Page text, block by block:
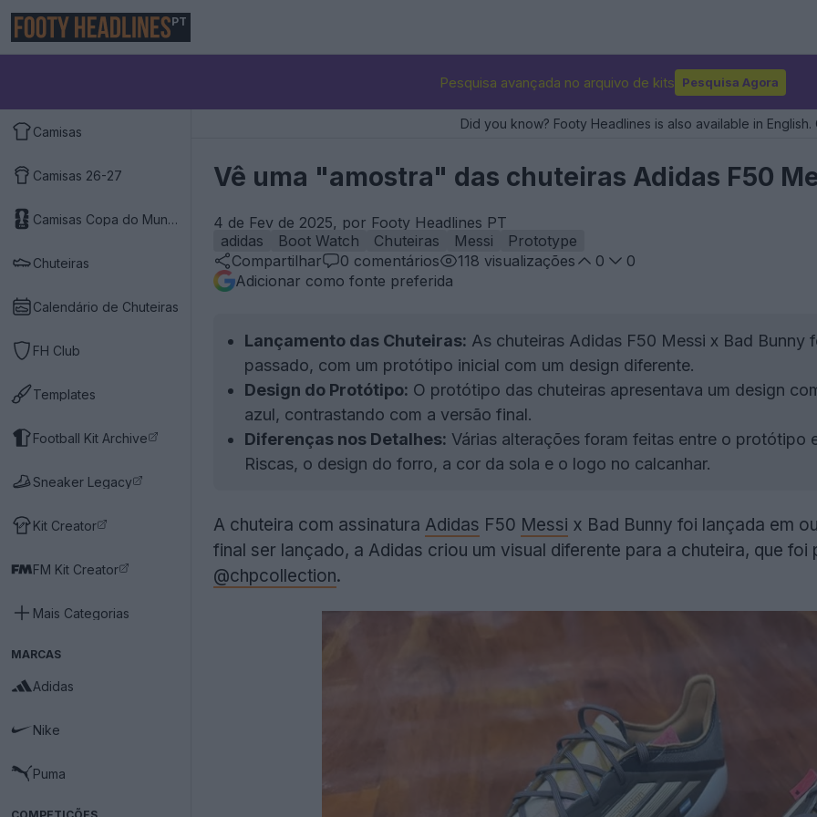
PT
Pesquisa avançada no arquivo de kits Pesquisa Agora
Camisas
Camisas 26-27
Camisas Copa do Mundo 2026
Chuteiras
Calendário de Chuteiras
FH Club
Templates
Football Kit Archive
Sneaker Legacy
Kit Creator
FM Kit Creator
Mais Categorias
MARCAS
Adidas
Nike
Puma
Did you know? Footy Headlines is also available in
Vê uma "amostra" das chuteiras Adidas F50
4 de Fev de 2025, por Footy Headlines PT
adidas
Boot Watch Chuteiras Messi
Prototype
Compartilhar
0 comentários 118 visualizações 0
0
Adicionar como fonte preferida
Lançamento das Chuteiras: As chuteiras Adidas F50 Messi x Bad Bunny
passado, com um protótipo inicial com um design diferente.
Design do Protótipo: O protótipo das chuteiras apresentava um design
azul, contrastando com a versão final.
Diferenças nos Detalhes: Várias alterações foram feitas entre o protótipo
Riscas, o design do forro, a cor da sola e o logo no calcanhar.
A chuteira com assinatura Adidas F50 Messi x Bad Bunny foi lançada em
final ser lançado, a Adidas criou um visual diferente para a chuteira, que
@chpcollection.